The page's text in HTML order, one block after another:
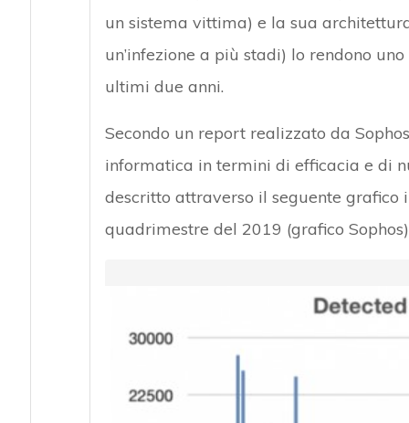
un sistema vittima) e la sua
un’infezione a più stadi) lo rendono
ultimi due anni.
Secondo un report realizzato da
informatica in termini di efficacia e di
descritto attraverso il seguente grafico
quadrimestre del 2019 (grafico